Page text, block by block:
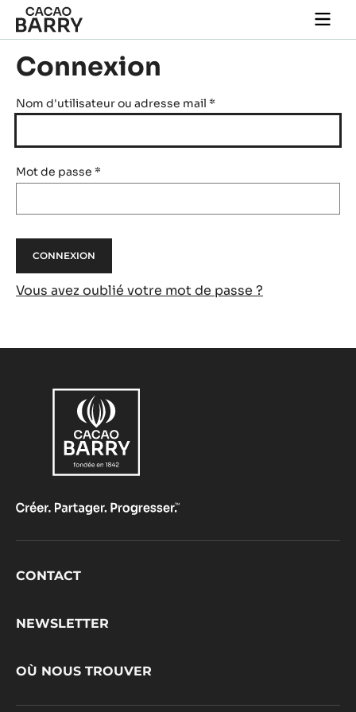
Skip to main content
main
Connexion
Nom d'utilisateur ou adresse mail *
Mot de passe *
Vous avez oublié votre mot de passe ?
Footer
CONTACT
NEWSLETTER
OÙ NOUS TROUVER